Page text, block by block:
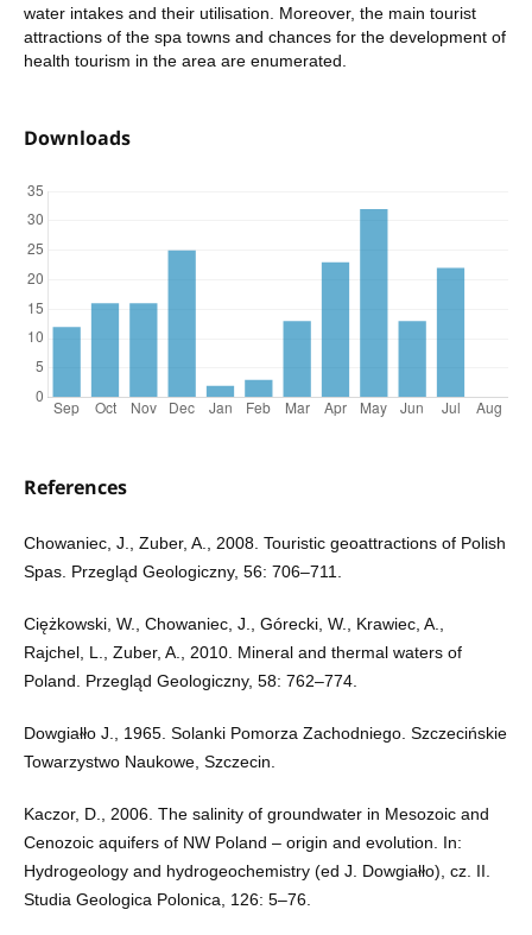
water intakes and their utilisation. Moreover, the main tourist
attractions of the spa towns and chances for the development of
health tourism in the area are enumerated.
Downloads
References
Chowaniec, J., Zuber, A., 2008. Touristic geoattractions of Polish
Spas. Przegląd Geologiczny, 56: 706–711.
Ciężkowski, W., Chowaniec, J., Górecki, W., Krawiec, A.,
Rajchel, L., Zuber, A., 2010. Mineral and thermal waters of
Poland. Przegląd Geologiczny, 58: 762–774.
Dowgiałło J., 1965. Solanki Pomorza Zachodniego. Szczecińskie
Towarzystwo Naukowe, Szczecin.
Kaczor, D., 2006. The salinity of groundwater in Mesozoic and
Cenozoic aquifers of NW Poland – origin and evolution. In:
Hydrogeology and hydrogeochemistry (ed J. Dowgiałło), cz. II.
Studia Geologica Polonica, 126: 5–76.